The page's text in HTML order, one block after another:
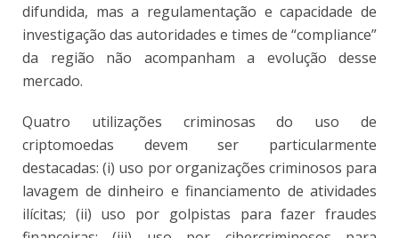
difundida, mas a regulamentação e capacidade de
investigação das autoridades e times de “compliance”
da região não acompanham a evolução desse
mercado.
Quatro utilizações criminosas do uso de
criptomoedas devem ser particularmente
destacadas: (i) uso por organizações criminosos para
lavagem de dinheiro e financiamento de atividades
ilícitas; (ii) uso por golpistas para fazer fraudes